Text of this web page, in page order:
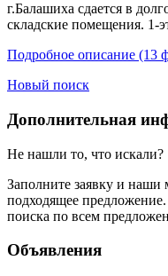
г.Балашиха сдается в
складские помещения. 1-
Подробное описание (13
Новый поиск
Дополнительная
Не нашли то, что искали?
Заполните заявку и наши
подходящее
поиска по всем
Объявления